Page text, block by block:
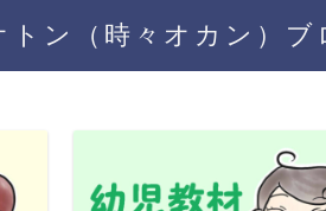
トン（時々オカン）ブ